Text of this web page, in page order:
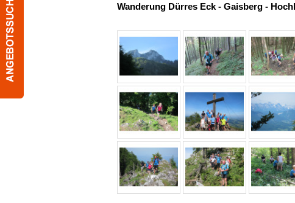
Wanderung Dürres Eck - Gaisberg -